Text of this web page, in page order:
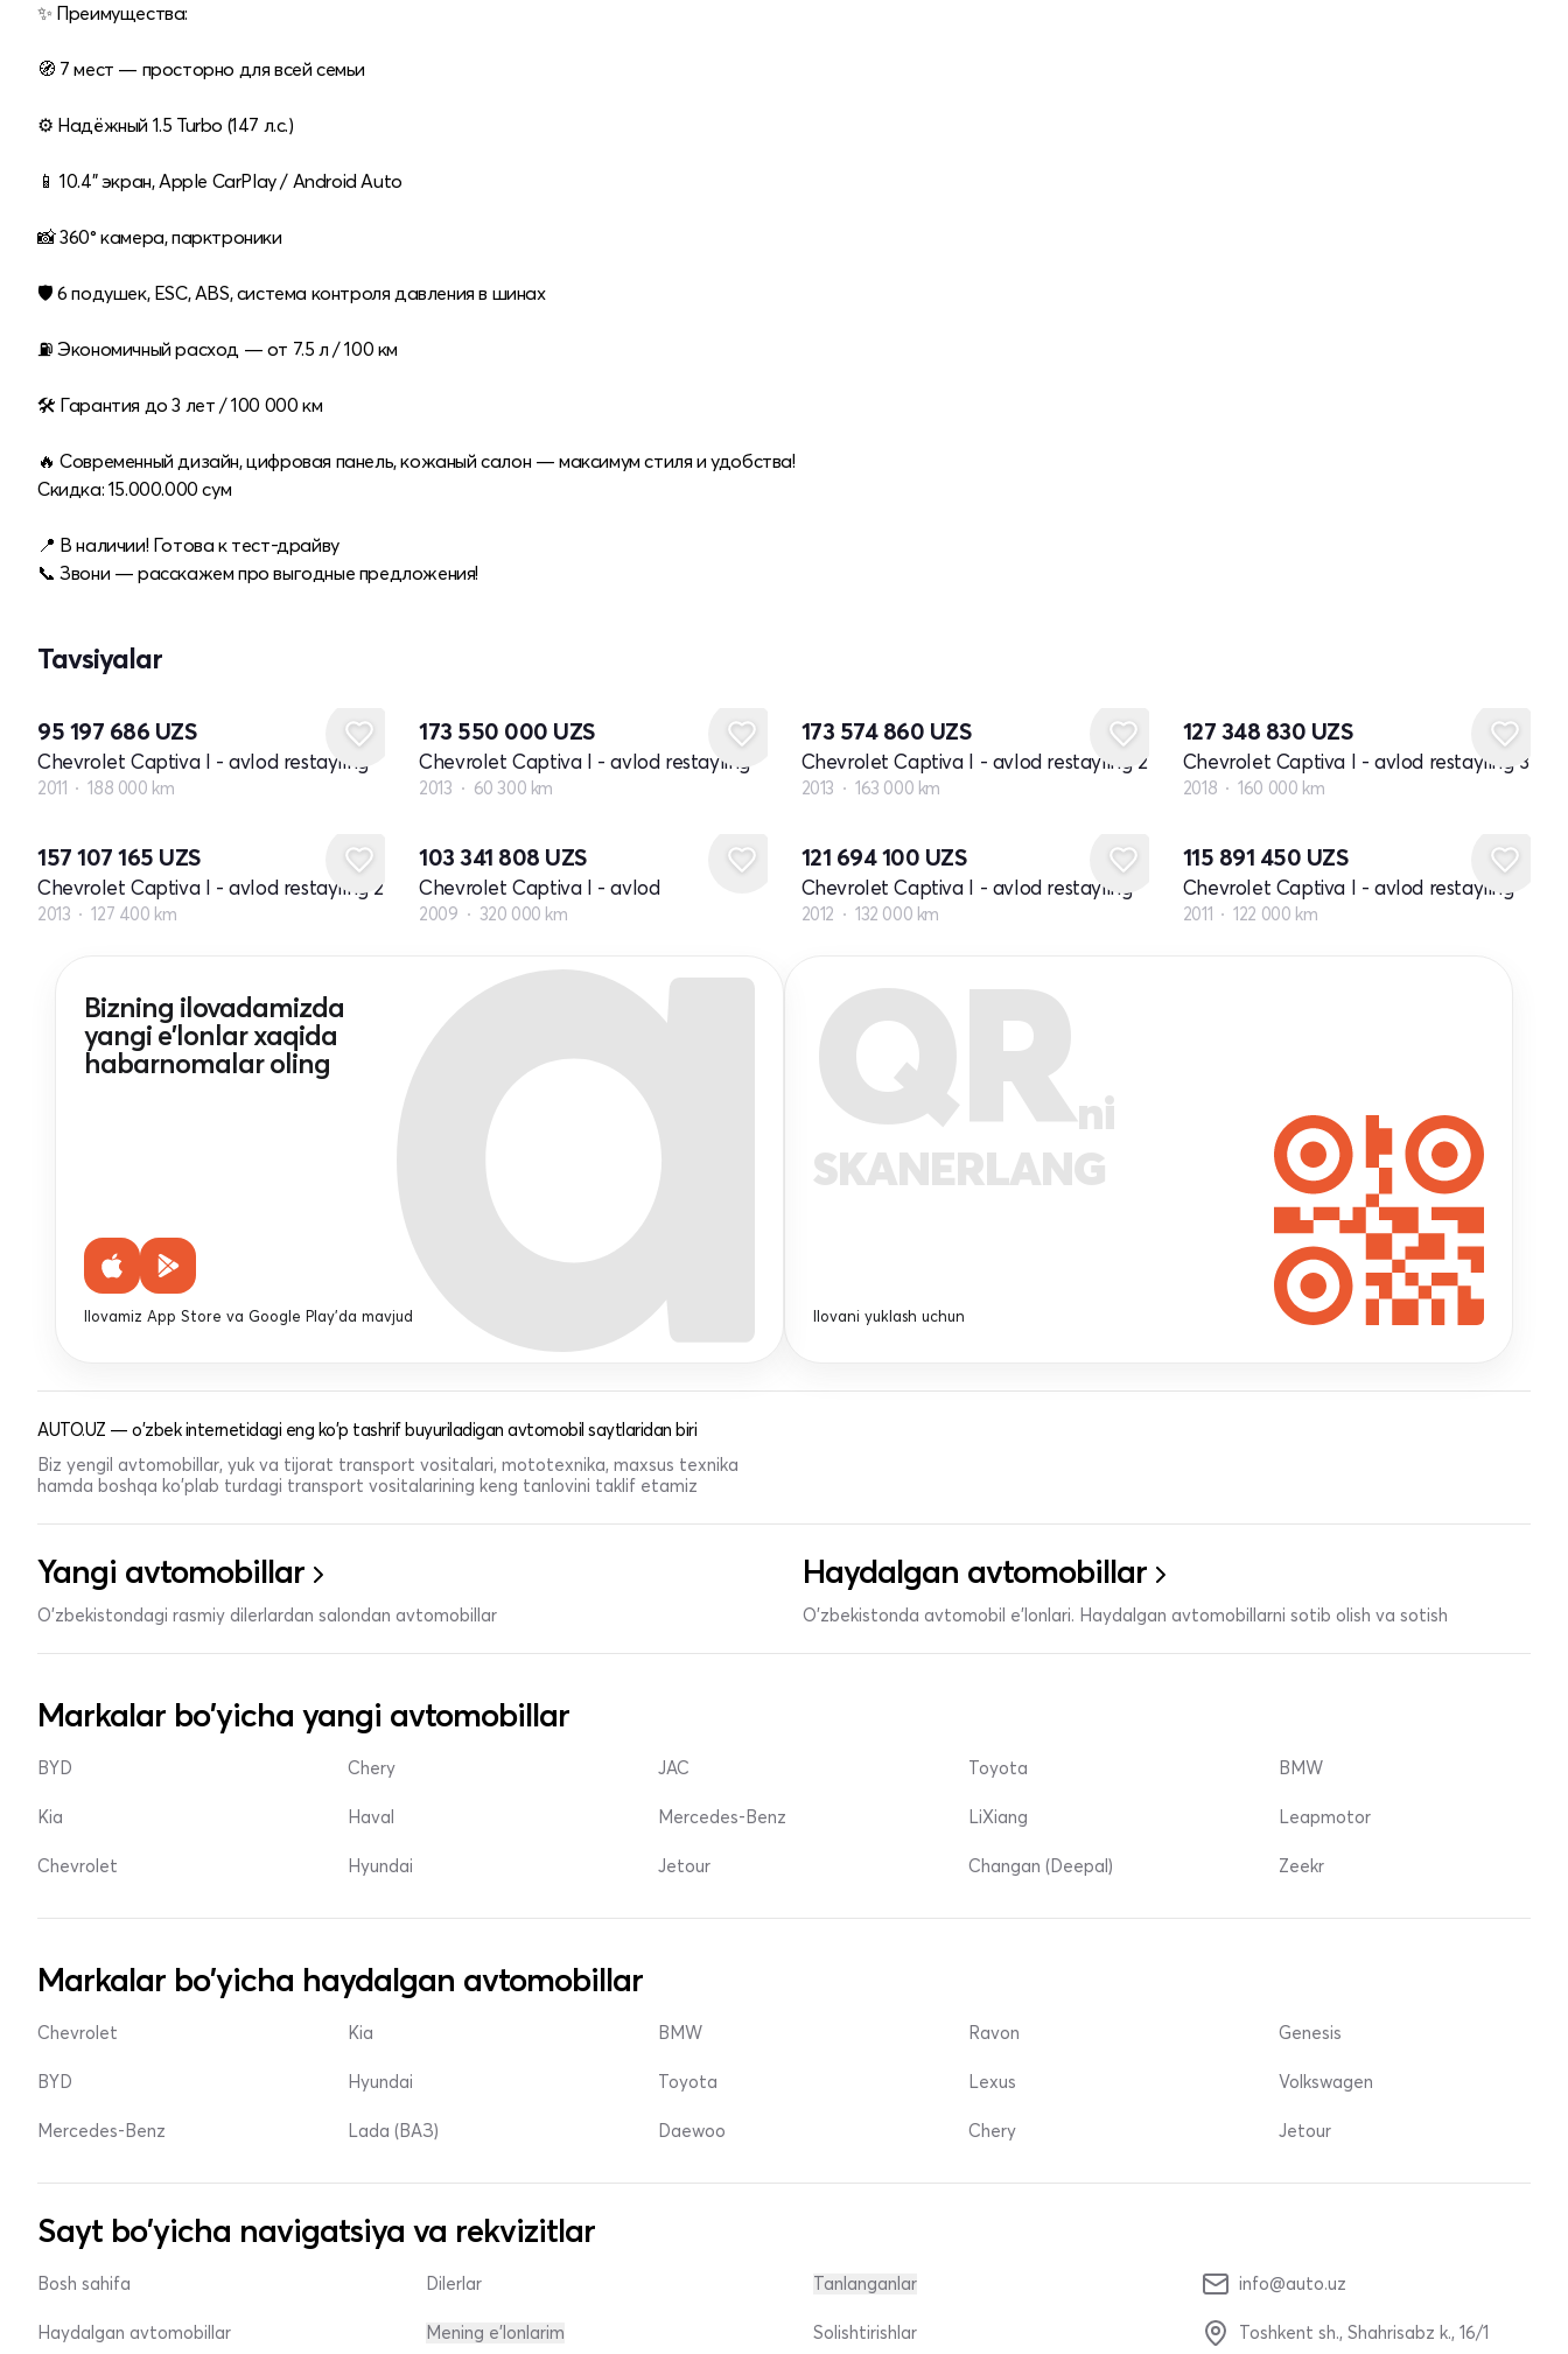
✨ Преимущества:
🧭 7 мест — просторно для всей семьи
⚙️ Надёжный 1.5 Turbo (147 л.с.)
📱 10.4" экран, Apple CarPlay / Android Auto
📸 360° камера, парктроники
🛡 6 подушек, ESC, ABS, система контроля давления в шинах
⛽️ Экономичный расход — от 7.5 л / 100 км
🛠 Гарантия до 3 лет / 100 000 км
🔥 Современный дизайн, цифровая панель, кожаный салон — максимум стиля и удобства!
Скидка: 15.000.000 сум
📍 В наличии! Готова к тест-драйву
📞 Звони — расскажем про выгодные предложения!
Tavsiyalar
95 197 686 UZS
Chevrolet Captiva I - avlod restayling
2011 188 000 km
173 550 000 UZS
Chevrolet Captiva I - avlod restayling
2013 60 300 km
173 574 860 UZS
Chevrolet Captiva I - avlod restayling 2
2013 163 000 km
127 348 830 UZS
Chevrolet Captiva I - avlod restayling 3
2018 160 000 km
157 107 165 UZS
Chevrolet Captiva I - avlod restayling 2
2013 127 400 km
103 341 808 UZS
Chevrolet Captiva I - avlod
2009 320 000 km
121 694 100 UZS
Chevrolet Captiva I - avlod restayling
2012 132 000 km
115 891 450 UZS
Chevrolet Captiva I - avlod restayling
2011 122 000 km
Bizning ilovadamizda
yangi e'lonlar xaqida
habarnomalar oling
Ilovamiz App Store va Google Play'da mavjud
QRni
SKANERLANG
Ilovani yuklash uchun
AUTO.UZ — o'zbek internetidagi eng ko'p tashrif buyuriladigan avtomobil saytlaridan biri
Biz yengil avtomobillar, yuk va tijorat transport vositalari, mototexnika, maxsus texnika
hamda boshqa ko'plab turdagi transport vositalarining keng tanlovini taklif etamiz
Yangi avtomobillar
O'zbekistondagi rasmiy dilerlardan salondan avtomobillar
Haydalgan avtomobillar
O'zbekistonda avtomobil e’lonlari. Haydalgan avtomobillarni sotib olish va sotish
Markalar bo'yicha yangi avtomobillar
BYD
Kia
Chevrolet
Chery
Haval
Hyundai
JAC
Mercedes-Benz
Jetour
Toyota
LiXiang
Changan (Deepal)
BMW
Leapmotor
Zeekr
Markalar bo'yicha haydalgan avtomobillar
Chevrolet
BYD
Mercedes-Benz
Kia
Hyundai
Lada (ВАЗ)
BMW
Toyota
Daewoo
Ravon
Lexus
Chery
Genesis
Volkswagen
Jetour
Sayt bo'yicha navigatsiya va rekvizitlar
Bosh sahifa
Haydalgan avtomobillar
Dilerlar
Mening e'lonlarim
Tanlanganlar
Solishtirishlar
info@auto.uz
Toshkent sh., Shahrisabz k., 16/1